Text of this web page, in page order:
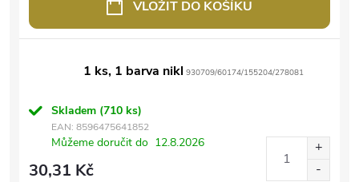
VLOŽIT DO KOŠÍKU
1 ks, 1 barva nikl 930709/60174/155204/278081
Skladem (710 ks)
EAN: 8596475641852
Můžeme doručit do 12.8.2026
30,31 Kč